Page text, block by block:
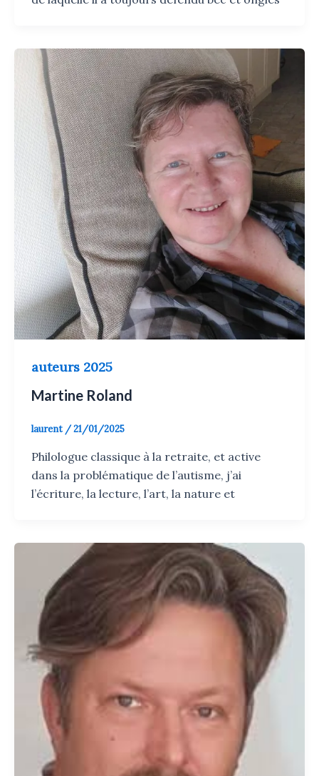
auteurs 2025
Martine Roland
laurent /21/01/2025
Philologue classique à la retraite, et active
dans la problématique de l’autisme, j’ai
l’écriture, la lecture, l’art, la nature et